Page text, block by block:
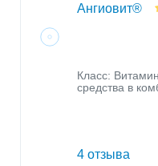
Ангиовит®
Класс:
средства в
4 отзыва